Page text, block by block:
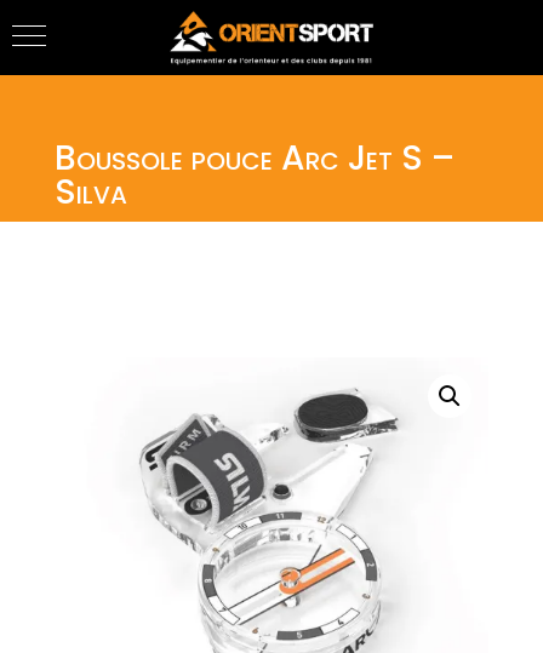
Boussole pouce Arc Jet S –
Silva